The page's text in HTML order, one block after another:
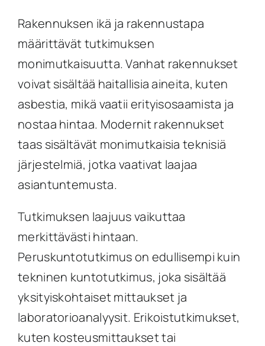
Rakennuksen ikä ja rakennustapa
määrittävät tutkimuksen
monimutkaisuutta. Vanhat rakennukset
voivat sisältää haitallisia aineita, kuten
asbestia, mikä vaatii erityisosaamista ja
nostaa hintaa. Modernit rakennukset
taas sisältävät monimutkaisia teknisiä
järjestelmiä, jotka vaativat laajaa
asiantuntemusta.
Tutkimuksen laajuus vaikuttaa
merkittävästi hintaan.
Peruskuntotutkimus on edullisempi kuin
tekninen kuntotutkimus, joka sisältää
yksityiskohtaiset mittaukset ja
laboratorioanalyysit. Erikoistutkimukset,
kuten kosteusmittaukset tai